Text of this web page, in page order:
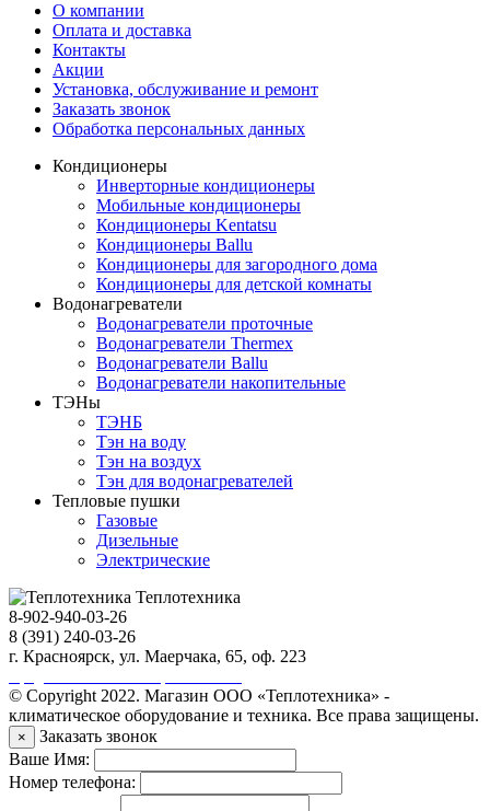
О компании
Оплата и доставка
Контакты
Акции
Установка, обслуживание и ремонт
Заказать звонок
Обработка персональных данных
Кондиционеры
Инверторные кондиционеры
Мобильные кондиционеры
Кондиционеры Kentatsu
Кондиционеры Ballu
Кондиционеры для загородного дома
Кондиционеры для детской комнаты
Водонагреватели
Водонагреватели проточные
Водонагреватели Thermex
Водонагреватели Ballu
Водонагреватели накопительные
ТЭНы
ТЭНБ
Тэн на воду
Тэн на воздух
Тэн для водонагревателей
Тепловые пушки
Газовые
Дизельные
Электрические
Теплотехника
8-902-940-03-26
8 (391) 240-03-26
г. Красноярск, ул. Маерчака, 65, оф. 223
© Copyright 2022. Магазин ООО «Теплотехника» -
климатическое оборудование и техника. Все права защищены.
×
Заказать звонок
Ваше Имя:
Номер телефона: